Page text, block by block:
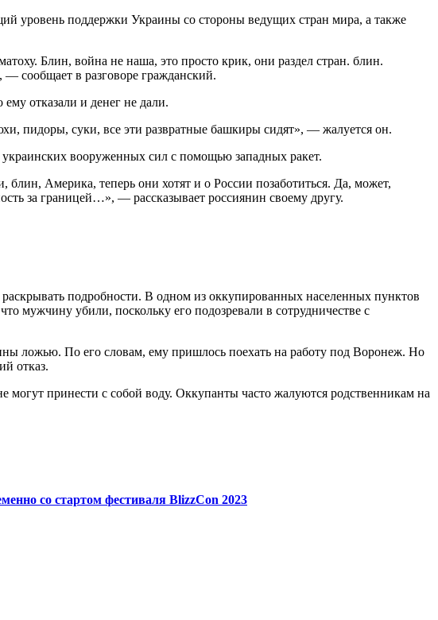
уровень поддержки Украины со стороны ведущих стран мира, а также
Блин, война не наша, это просто крик, они раздел стран. блин.
сообщает в разговоре гражданский.
отказали и денег не дали.
пидоры, суки, все эти развратные башкиры сидят», — жалуется он.
украинских вооруженных сил с помощью западных ракет.
Америка, теперь они хотят и о России позаботиться. Да, может,
за границей…», — рассказывает россиянин своему другу.
подробности. В одном из оккупированных населенных пунктов
мужчину убили, поскольку его подозревали в сотрудничестве с
ложью. По его словам, ему пришлось поехать на работу под Воронеж. Но
отказ.
принести с собой воду. Оккупанты часто жалуются родственникам на
со стартом фестиваля BlizzCon 2023